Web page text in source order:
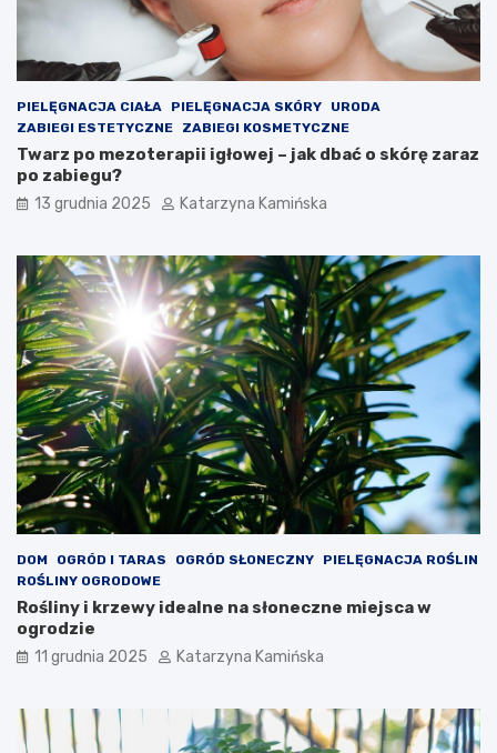
w
e
t
r
z
a
o
m
i
e
s
z
c
z
e
n
i
a
c
h
l
m
?
P
r
o
k
t
y
,
k
t
ó
r
e
w
a
r
t
o
s
p
o
ż
w
ć
PIELĘGNACJA CIAŁA PIELĘGNACJA SKÓRY
URODA
ZABIEGI ESTETYCZNE
ZABIEGI KOSMETYCZNE
Twarz po mezoterapii igłowej – jak dbać o skórę zaraz
po zabiegu?
13 grudnia 2025 Katarzyna Kamińska
DOM OGRÓD I TARAS OGRÓD SŁONECZNY
PIELĘGNACJA ROŚLIN
ROŚLINY OGRODOWE
Rośliny i krzewy idealne na słoneczne miejsca w
ogrodzie
11 grudnia 2025 Katarzyna Kamińska